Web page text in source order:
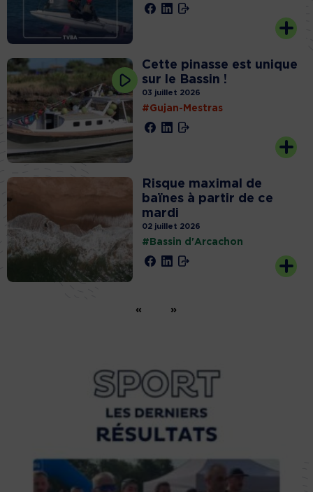
Cette pinasse est unique
sur le Bassin !
03 juillet 2026
#Gujan-Mestras
Risque maximal de
baïnes à partir de ce
mardi
02 juillet 2026
#Bassin d'Arcachon
« »